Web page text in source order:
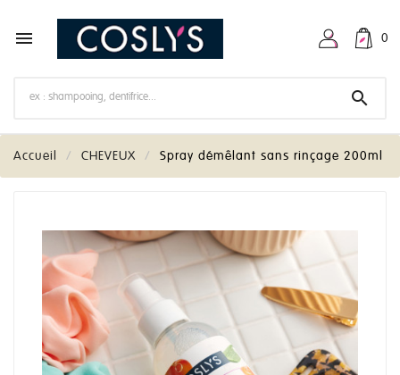
 0

Accueil CHEVEUX Spray démêlant sans rinçage 200ml